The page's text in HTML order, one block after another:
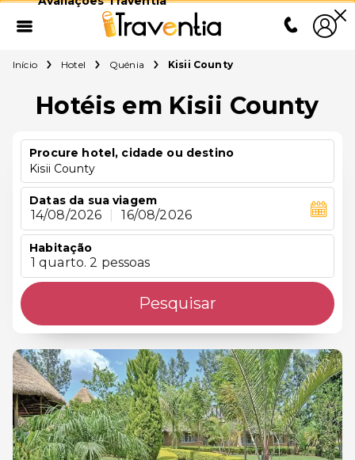
Início Hotel Quénia Kisii County
Hotéis em Kisii County
Procure hotel, cidade ou destino
Kisii County
Datas da sua viagem
14/08/2026 16/08/2026
Habitação
1 quarto. 2 pessoas
Pesquisar